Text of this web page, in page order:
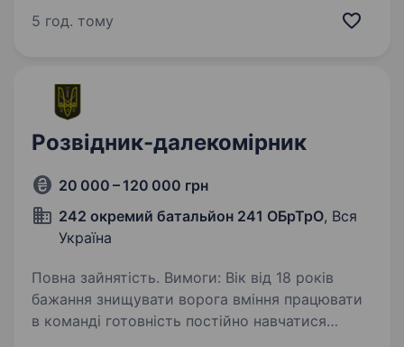
великою перевагою буде військова або
5 год. тому
Розвідник-далекомірник
20 000 – 120 000 грн
242 окремий батальйон 241 ОБрТрО, Вся
Україна
Повна зайнятість. Вимоги: Вік від 18 років
бажання знищувати ворога вміння працювати
в команді готовність постійно навчатися